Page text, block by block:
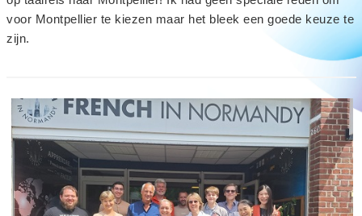
voor Montpellier te kiezen maar het bleek een goede keuze te
zijn.
read
more